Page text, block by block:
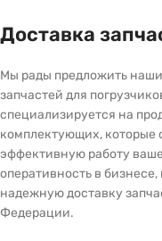
Доставка
Мы рады предложить
запчастей для
специализируется на
комплектующих,
эффективную работу
оперативность в
надежную доставку
Федерации.